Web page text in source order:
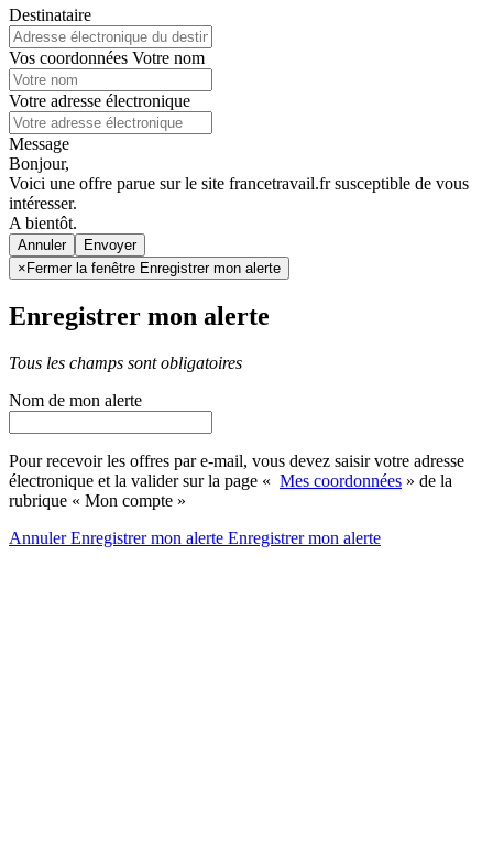
Destinataire
Vos coordonnées Votre nom
Votre adresse électronique
Message
Bonjour,
Voici une offre parue sur le site francetravail.fr susceptible de vous
intéresser.
A bientôt.
Annuler
× Fermer la fenêtre Enregistrer mon alerte
Enregistrer mon alerte
Tous les champs sont obligatoires
Nom de mon alerte
Pour recevoir les offres par e-mail, vous devez saisir votre adresse
électronique et la valider sur la page « Mes coordonnées » de la
rubrique « Mon compte »
AnnulerEnregistrer mon alerte Enregistrermon alerte